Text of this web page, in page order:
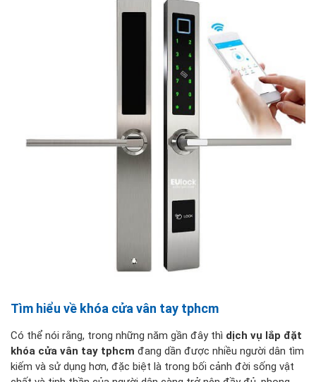
Tìm hiểu về khóa cửa vân tay tphcm
Có thể nói rằng, trong những năm gần đây thì dịch vụ lắp đặt
khóa cửa vân tay tphcm đang dần được nhiều người dân tìm
kiếm và sử dụng hơn, đặc biệt là trong bối cảnh đời sống vật